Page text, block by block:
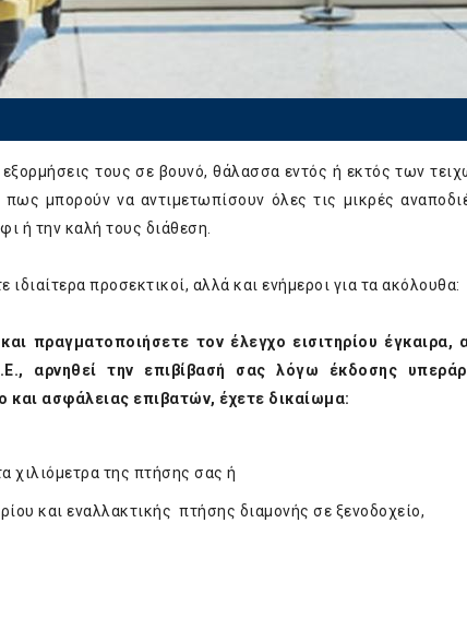
εξορμήσεις τους σε βουνό, θάλασσα εντός ή εκτός των
μπορούν να αντιμετωπίσουν όλες τις μικρές
ή την καλή τους διάθεση.
προσεκτικοί, αλλά και ενήμεροι για τα ακόλουθα:
πραγματοποιήσετε τον έλεγχο εισιτηρίου έγκαιρα,
αρνηθεί την επιβίβασή σας λόγω έκδοσης
και ασφάλειας επιβατών, έχετε δικαίωμα:
της πτήσης σας ή
και εναλλακτικής πτήσης διαμονής σε ξενοδοχείο,